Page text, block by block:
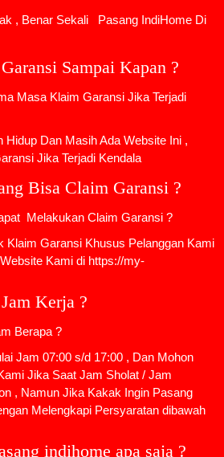
, Benar Sekali
Pasang IndiHome Di
Sampai Kapan ?
Masa Klaim Garansi Jika Terjadi
Dan Masih Ada Website Ini ,
Jika Terjadi Kendala
Bisa Claim Garansi ?
Melakukan Claim Garansi ?
Garansi Khusus Pelanggan Kami
Kami di https://my-
Jam Kerja ?
Berapa ?
Jam 07:00 s/d 17:00 , Dan Mohon
Jika Saat Jam Sholat / Jam
, Namun Jika Kakak Ingin Pasang
Melengkapi Persyaratan dibawah
indihome apa saja ?